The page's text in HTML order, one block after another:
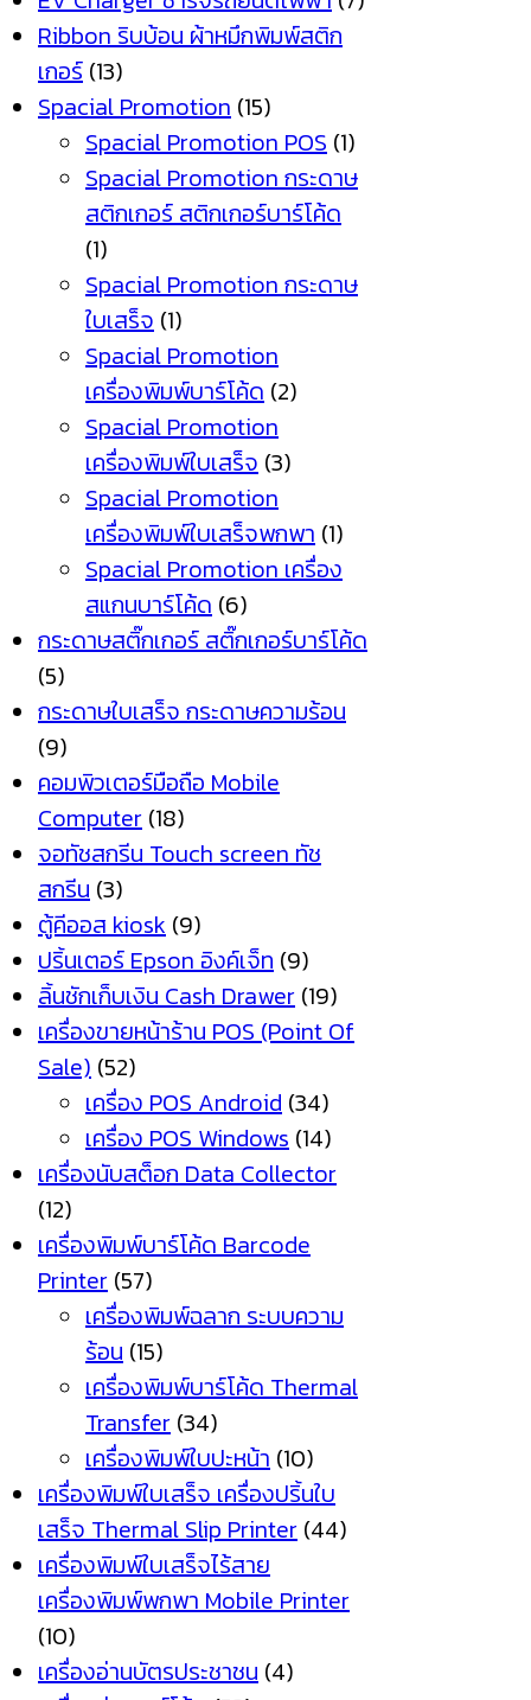
Ribbon ริบบ้อน ผ้าหมึกพิมพ์สติก
เกอร์ (13)
Spacial Promotion (15)
Spacial Promotion POS (1)
Spacial Promotion กระดาษ
สติกเกอร์ สติกเกอร์บาร์โค้ด
(1)
Spacial Promotion กระดาษ
ใบเสร็จ (1)
Spacial Promotion
เครื่องพิมพ์บาร์โค้ด (2)
Spacial Promotion
เครื่องพิมพ์ใบเสร็จ (3)
Spacial Promotion
เครื่องพิมพ์ใบเสร็จพกพา (1)
Spacial Promotion เครื่อง
สแกนบาร์โค้ด (6)
กระดาษสติ๊กเกอร์ สติ๊กเกอร์บาร์โค้ด
(5)
กระดาษใบเสร็จ กระดาษความร้อน
(9)
คอมพิวเตอร์มือถือ Mobile
Computer (18)
จอทัชสกรีน Touch screen ทัช
สกรีน (3)
ตู้คีออส kiosk (9)
ปริ้นเตอร์ Epson อิงค์เจ็ท (9)
ลิ้นชักเก็บเงิน Cash Drawer (19)
เครื่องขายหน้าร้าน POS (Point Of
Sale) (52)
เครื่อง POS Android (34)
เครื่อง POS Windows (14)
เครื่องนับสต็อก Data Collector
(12)
เครื่องพิมพ์บาร์โค้ด Barcode
Printer (57)
เครื่องพิมพ์ฉลาก ระบบความ
ร้อน (15)
เครื่องพิมพ์บาร์โค้ด Thermal
Transfer (34)
เครื่องพิมพ์ใบปะหน้า (10)
เครื่องพิมพ์ใบเสร็จ เครื่องปริ้นใบ
เสร็จ Thermal Slip Printer (44)
เครื่องพิมพ์ใบเสร็จไร้สาย
เครื่องพิมพ์พกพา Mobile Printer
(10)
เครื่องอ่านบัตรประชาชน (4)